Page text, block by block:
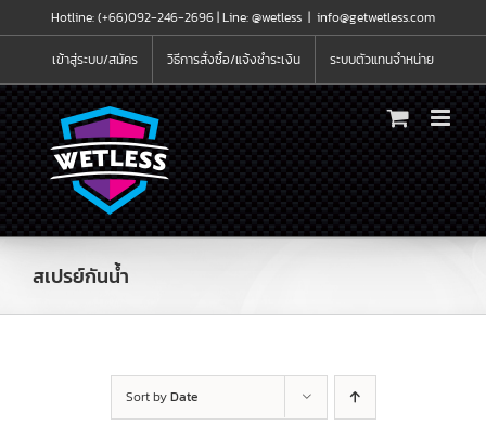
to
Hotline: (+66)092-246-2696 |Line: @wetless | info@getwetless.com
เข้าสู่ระบบ/สมัคร วิธีการสั่งซื้อ/แจ้งชำระเงิน ระบบตัวแทนจำหน่าย
สเปรย์กันน้ำ
Sort byDate